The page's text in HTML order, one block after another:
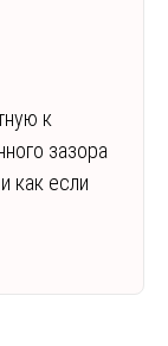
к
зазора
как если